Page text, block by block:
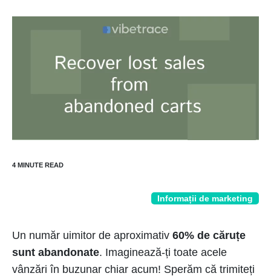
Informații de marketing
Un număr uimitor de aproximativ 60% de căruțe
sunt abandonate. Imaginează-ți toate acele
vânzări în buzunar chiar acum! Sperăm că trimiteți